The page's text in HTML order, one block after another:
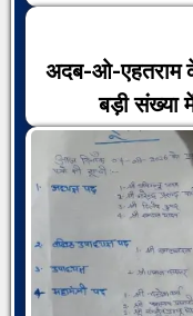
अदब-ओ-एहतराम के
बड़ी संख्या